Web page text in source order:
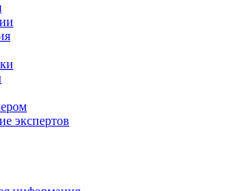
экспертов